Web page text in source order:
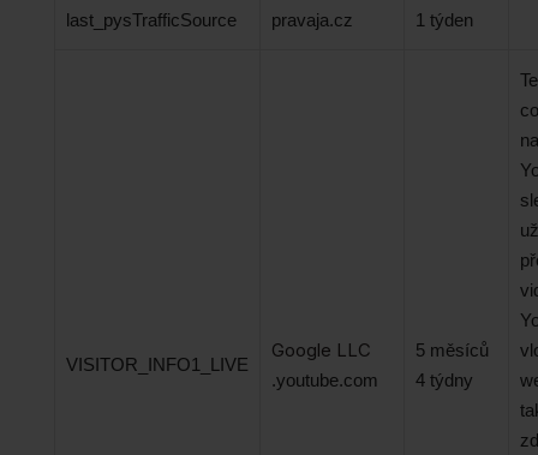
last_pysTrafficSource pravaja.cz 1 týden
VISITOR_INFO1_LIVE
Google LLC
.youtube.com
5 měsíců
4 týdny